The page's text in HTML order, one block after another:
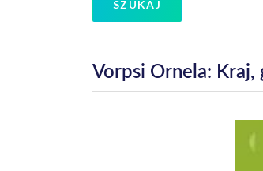
SZUKAJ
Vorpsi Ornela: Kraj,